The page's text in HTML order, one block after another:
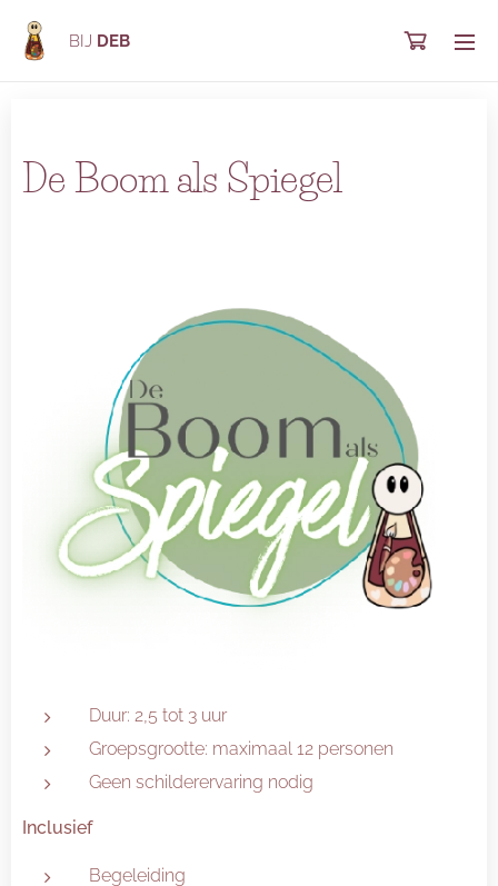
BIJ DEB
De Boom als Spiegel
Duur: 2,5 tot 3 uur
Groepsgrootte: maximaal 12 personen
Geen schilderervaring nodig
Inclusief
Begeleiding